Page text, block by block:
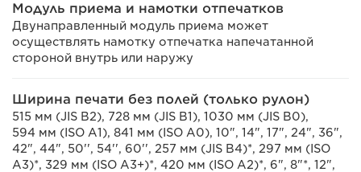
Модуль приема и намотки отпечатков
Двунаправленный модуль приема может
осуществлять намотку отпечатка напечатанной
стороной внутрь или наружу
Ширина печати без полей (только рулон)
515 мм (JIS B2), 728 мм (JIS B1), 1030 мм (JIS B0),
594 мм (ISO A1), 841 мм (ISO A0), 10", 14", 17", 24", 36",
42", 44", 50'', 54'', 60'', 257 мм (JIS B4)*, 297 мм (ISO
A3)*, 329 мм (ISO A3+)*, 420 мм (ISO A2)*, 6", 8"*, 12",